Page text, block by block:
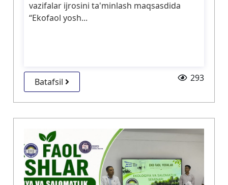
vazifalar ijrosini ta'minlash maqsasdida
“Ekofaol yosh...
Batafsil 293